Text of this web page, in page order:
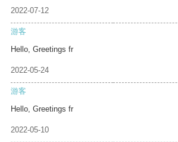
2022-07-12
游客
Hello, Greetings fr
2022-05-24
游客
Hello, Greetings fr
2022-05-10